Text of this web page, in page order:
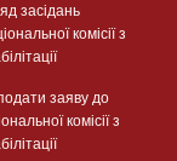
засідань
комісії з
заяву до
комісії з